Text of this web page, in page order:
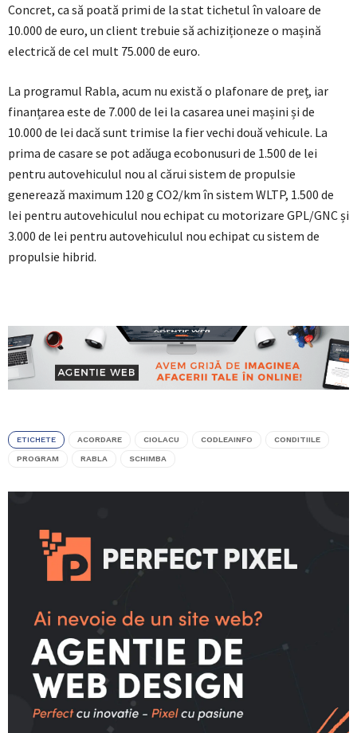
Concret, ca să poată primi de la stat tichetul în valoare de
10.000 de euro, un client trebuie să achiziționeze o mașină
electrică de cel mult 75.000 de euro.
La programul Rabla, acum nu există o plafonare de preț, iar
finanțarea este de 7.000 de lei la casarea unei mașini și de
10.000 de lei dacă sunt trimise la fier vechi două vehicule. La
prima de casare se pot adăuga ecobonusuri de 1.500 de lei
pentru autovehiculul nou al cărui sistem de propulsie
generează maximum 120 g CO2/km în sistem WLTP, 1.500 de
lei pentru autovehiculul nou echipat cu motorizare GPL/GNC și
3.000 de lei pentru autovehiculul nou echipat cu sistem de
propulsie hibrid.
ETICHETE ACORDARE CIOLACU CODLEAINFO CONDITIILE
PROGRAM RABLA SCHIMBA